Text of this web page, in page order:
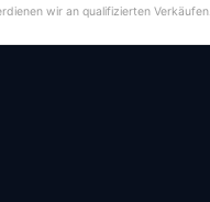
wir an qualifizierten